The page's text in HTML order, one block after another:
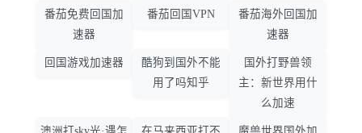
番茄免费回国加
速器
番茄回国VPN
番茄海外回国加
速器
回国游戏加速器
酷狗到国外不能
用了吗知乎
国外打野兽领
主：新世界用什
么加速